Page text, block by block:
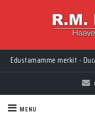
Edustamamme merkit -
MENU